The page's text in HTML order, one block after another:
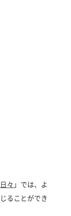
々 」では、よ
ることができ